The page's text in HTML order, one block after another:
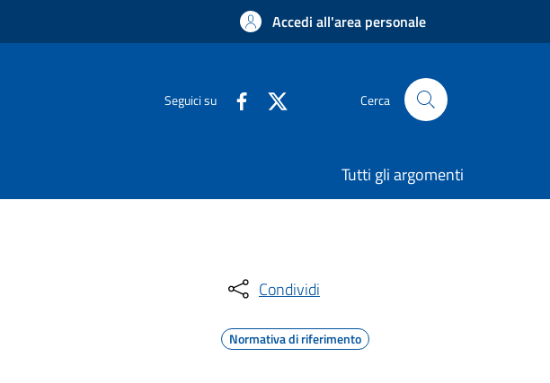
Accedi all'area personale
Seguici su Cerca
Tutti gli argomenti
Condividi
Normativa di riferimento